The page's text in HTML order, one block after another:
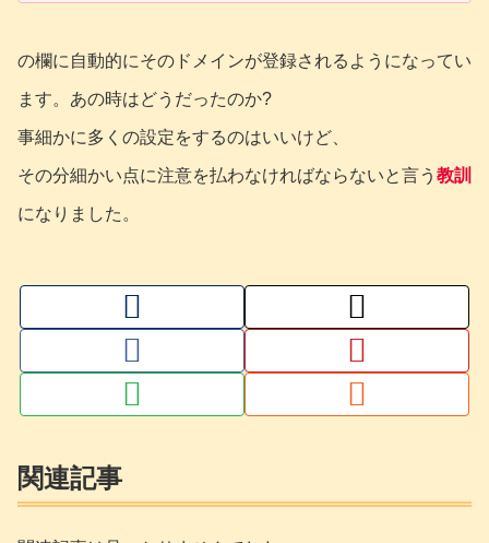
の欄に自動的にそのドメインが登録されるようになってい
ます。あの時はどうだったのか?
事細かに多くの設定をするのはいいけど、
その分細かい点に注意を払わなければならないと言う 教訓
になりました。
関連記事